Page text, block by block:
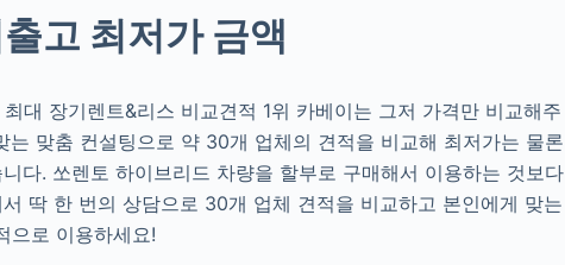
고 최저가 금액
대 장기렌트&리스 비교견적 1위 카베이는 그저 가격만 비교해주
맞춤 컨설팅으로 약 30개 업체의 견적을 비교해 최저가는 물론
다. 쏘렌토 하이브리드 차량을 할부로 구매해서 이용하는 것보다
딱 한 번의 상담으로 30개 업체 견적을 비교하고 본인에게 맞는
으로 이용하세요!